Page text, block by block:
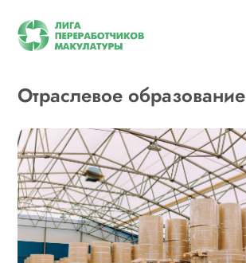
Отраслевое образование